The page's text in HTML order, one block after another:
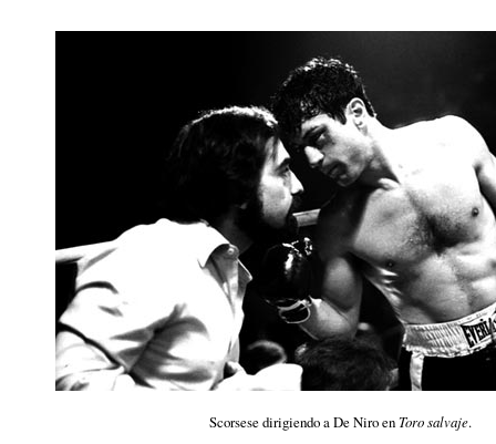
Scorsese dirigiendo a De Niro enToro salvaje.